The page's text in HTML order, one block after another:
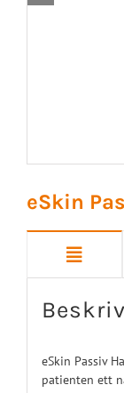
eSkin
eSkin Passiv
patienten ett